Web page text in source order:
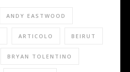
ANDY EASTWOOD
ARTICOLO BEIRUT
BRYAN TOLENTINO